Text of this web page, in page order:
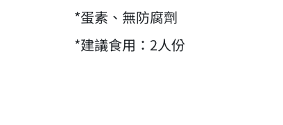
*蛋素、無防腐劑
*建議食用：2人份